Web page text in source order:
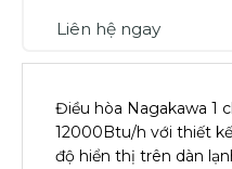
Liên hệ ngay
Điều hòa Nagakawa 1
12000Btu/h với thiết
độ hiển thị trên dàn